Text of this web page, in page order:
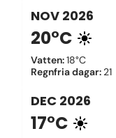
NOV 2026
20°C
Vatten:18°C
Regnfria dagar: 21
DEC 2026
17°C